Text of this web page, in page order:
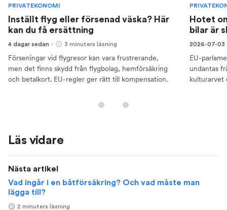
PRIVATEKONOMI
Inställt flyg eller försenad väska? Här
kan du få ersättning
4 dagar sedan 3 minuters läsning
Förseningar vid flygresor kan vara frustrerande,
men det finns skydd från flygbolag, hemförsäkring
och betalkort. EU-regler ger rätt till kompensation.
Hotet
bilar är
2026-07-03
EU-
undantas
kulturarvet
Läs vidare
Nästa artikel
Vad ingår i en båtförsäkring? Och vad måste man
lägga till?
2 minuters läsning